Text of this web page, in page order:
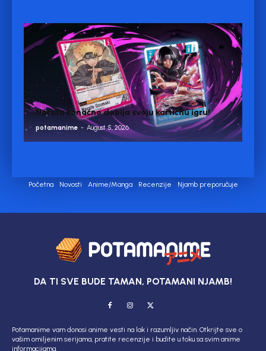
Naruto konačno dobija svoju kartičnu igru!
potamanime - August 5, 2026
Početna Novosti Anime/Manga Recenzije Njamb preporučuje
DA TI SVE BUDE TAMAN, POTAMANI NJAMB!
Potamanime vam donosi anime vesti na lak i razumljiv način. Otkrijte sve o
vašim omiljenim serijama, pratite recenzije i budite u toku sa svim anime
informacijama.